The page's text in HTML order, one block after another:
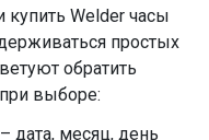
Welder часы
простых
обратить
выборе:
дата, месяц, день